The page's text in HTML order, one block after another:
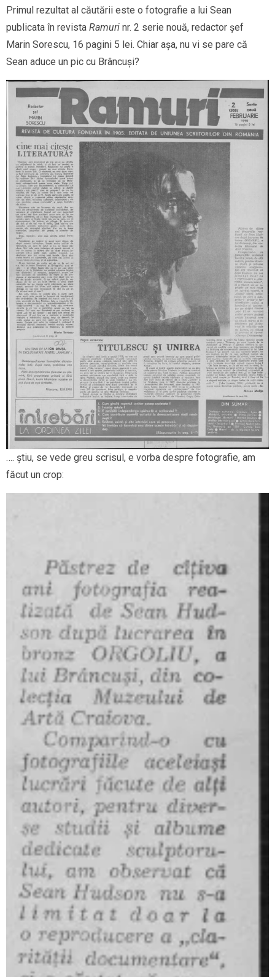
Primul rezultat al căutării este o fotografie a lui Sean
publicata în revista Ramuri nr. 2 serie nouă, redactor șef
Marin Sorescu, 16 pagini 5 lei. Chiar așa, nu vi se pare că
Sean aduce un pic cu Brâncuși?
…. știu, se vede greu scrisul, e vorba despre fotografie, am
făcut un crop: